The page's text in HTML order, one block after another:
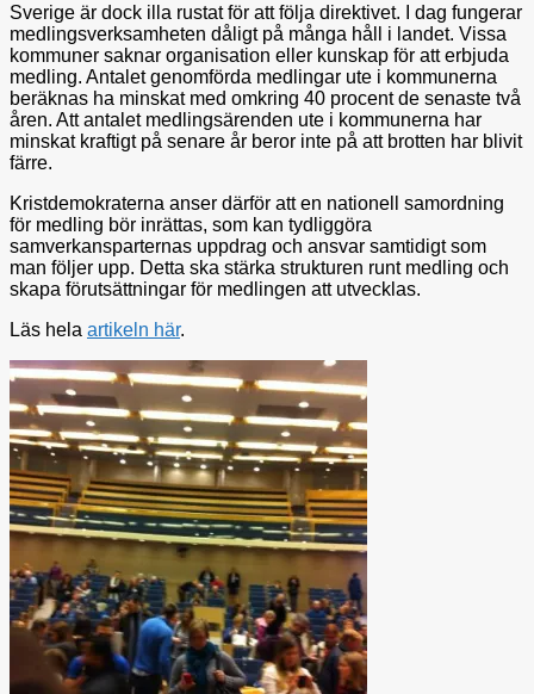
Sverige är dock illa rustat för att följa direktivet. I dag fungerar
medlingsverksamheten dåligt på många håll i landet. Vissa
kommuner saknar organisation eller kunskap för att erbjuda
medling. Antalet genomförda medlingar ute i kommunerna
beräknas ha minskat med omkring 40 procent de senaste två
åren. Att antalet medlingsärenden ute i kommunerna har
minskat kraftigt på senare år beror inte på att brotten har blivit
färre.
Kristdemokraterna anser därför att en nationell samordning
för medling bör inrättas, som kan tydliggöra
samverkansparternas uppdrag och ansvar samtidigt som
man följer upp. Detta ska stärka strukturen runt medling och
skapa förutsättningar för medlingen att utvecklas.
Läs hela artikeln här.